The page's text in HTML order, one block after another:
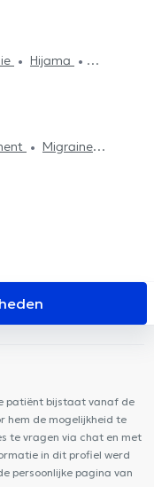
Hijama
Consultatie
Migraine
patiënt bijstaat vanaf de
hem de mogelijkheid te
te vragen via chat en met
in dit profiel werd
persoonlijke pagina van